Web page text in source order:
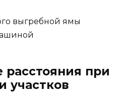
выгребной ямы
при
участков